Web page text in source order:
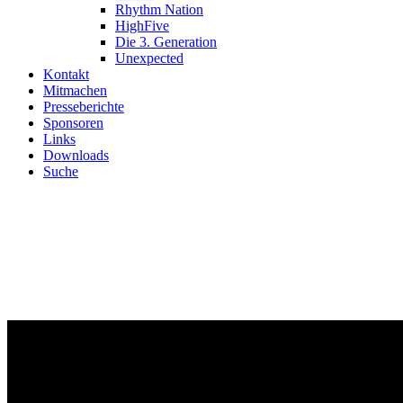
Rhythm Nation
HighFive
Die 3. Generation
Unexpected
Kontakt
Mitmachen
Presseberichte
Sponsoren
Links
Downloads
Suche